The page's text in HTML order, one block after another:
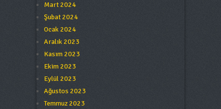
Mart 2024
Şubat 2024
Ocak 2024
Aralık 2023
Kasım 2023
Ekim 2023
Eylül 2023
Ağustos 2023
Temmuz 2023